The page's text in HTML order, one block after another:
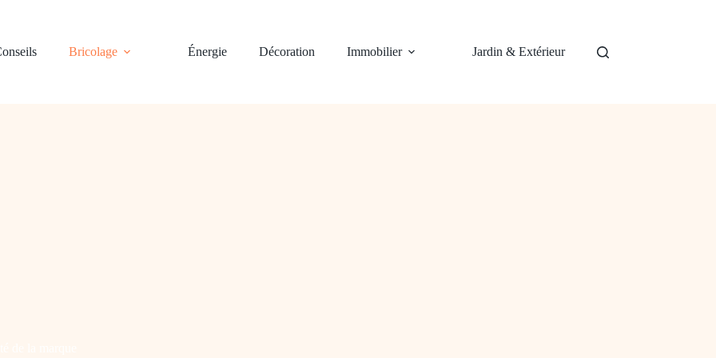
Bricolage Énergie Décoration Immobilier Jardin & Extérieur